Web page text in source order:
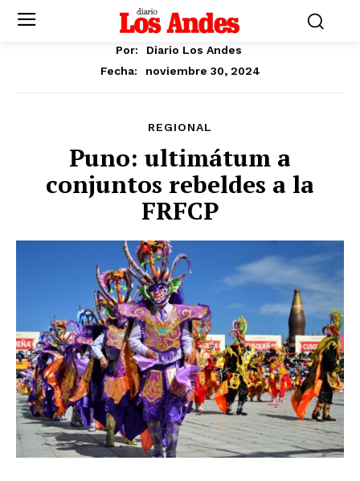
Por:
Diario Los Andes
Fecha:
noviembre 30, 2024
REGIONAL
Puno: ultimátum a
conjuntos rebeldes a la
FRFCP